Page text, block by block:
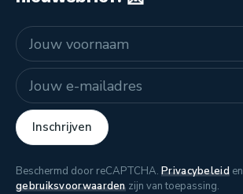
Naam
E-mailadres
Inschrijven
Beschermd door reCAPTCHA. Privacybeleiden
gebruiksvoorwaardenzijn van toepassing.